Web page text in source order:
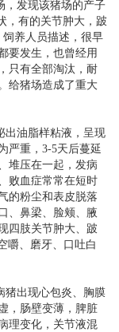
发现该猪场的产子
，有的关节肿大，跛
养人员描述，很早
要发生，也曾经用
只有全部淘汰，耐
给猪场造成了重大
油脂样粘液，呈现
严重，3-5天后蔓延
堆压在一起，发病
败血症常常在短时
的粉尘和表皮脱落
、鼻梁、脸颊、腋
四肢关节肿大、跛
嚼、磨牙、口吐白
出现心包炎、胸膜
，肠壁变薄，脾脏
理变化，关节液混